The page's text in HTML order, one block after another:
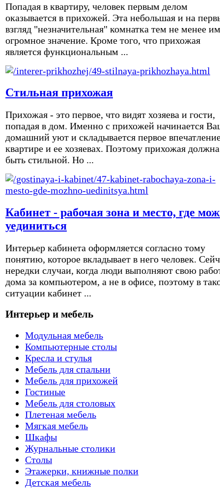
Попадая в квартиру, человек первым делом
оказывается в прихожей. Эта небольшая и на
взгляд "незначительная" комнатка тем не менее
огромное значение. Кроме того, что прихожая
является функциональным ...
Стильная прихожая
Прихожая - это первое, что видят хозяева и гости,
попадая в дом. Именно с прихожей начинается
домашний уют и складывается первое
квартире и ее хозяевах. Поэтому прихожая должна
быть стильной. Но ...
Кабинет - рабочая зона и место, где
уединиться
Интерьер кабинета оформляется согласно тому
понятию, которое вкладывает в него человек.
нередки случаи, когда люди выполняют свою
дома за компьютером, а не в офисе, поэтому в
ситуации кабинет ...
Интерьер и мебель
Модульная мебель
Компьютерные столы
Кресла и стулья
Мебель для спальни
Мебель для прихожей
Гостиные
Мебель для столовых
Плетеная мебель
Мягкая мебель
Шкафы
Журнальные столики
Столы
Этажерки, книжные полки
Детская мебель